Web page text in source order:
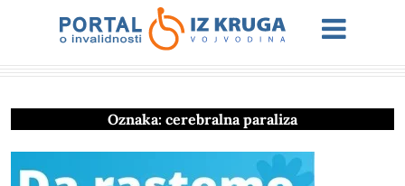
Oznaka: cerebralna paraliza